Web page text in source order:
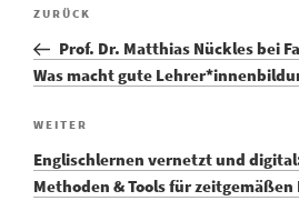
Beitragsnavigation
Vorheriger
Beitrag
ZURÜCK
Prof. Dr. Matthias Nückles bei
Was macht gute
Nächster
Beitrag
WEITER
Englischlernen vernetzt und
Methoden & Tools für